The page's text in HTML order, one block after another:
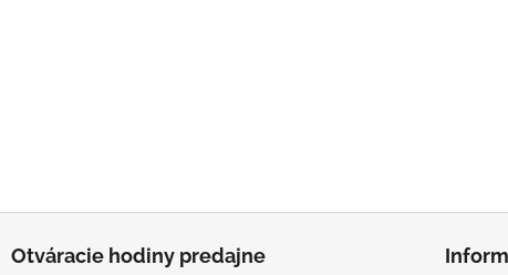
Otváracie hodiny predajne